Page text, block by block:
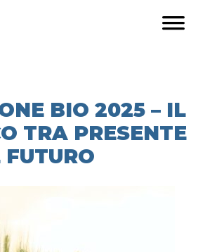
BIO 2025 – IL
TRA PRESENTE
FUTURO